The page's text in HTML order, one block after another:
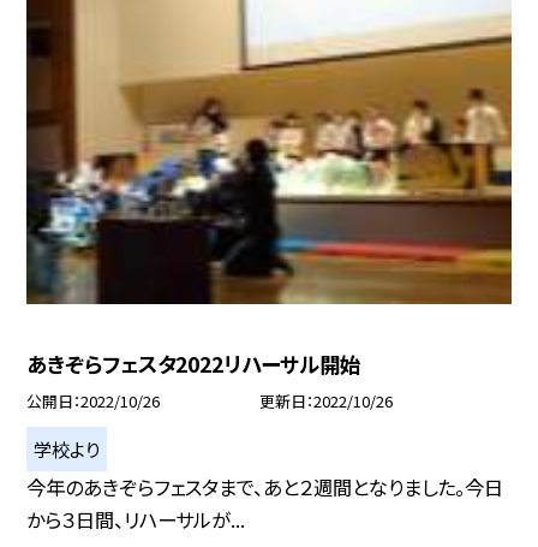
あきぞらフェスタ2022リハーサル開始
公開日 2022/10/26 更新日 2022/10/26
学校より
今年のあきぞらフェスタまで、あと２週間となりました。今日
から３日間、リハーサルが...